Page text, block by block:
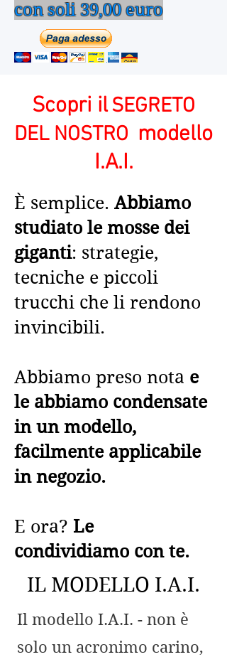
con soli 39,00 euro
Scopri ilSEGRETO
DEL NOSTRO modello
I.A.I.
È semplice. Abbiamo
studiato le mosse dei
giganti: strategie,
tecniche e piccoli
trucchi che li rendono
invincibili.
Abbiamo preso nota e
le abbiamo condensate
in un modello,
facilmente applicabile
in negozio.
E ora? Le
condividiamo con te.
IL MODELLO I.A.I.
Il modello I.A.I. - non è
solo un acronimo carino,